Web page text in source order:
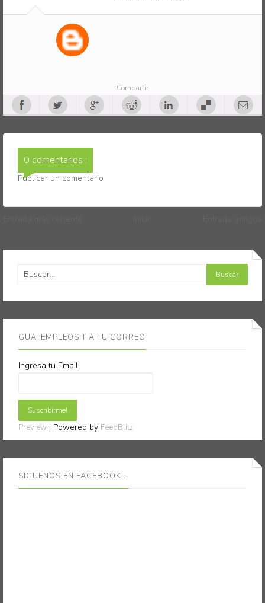
Compartir
0 comentarios :
Publicar un comentario
GUATEMPLEOSIT A TU CORREO
Ingresa tu Email
Preview | Powered by FeedBlitz
SÍGUENOS EN FACEBOOK...